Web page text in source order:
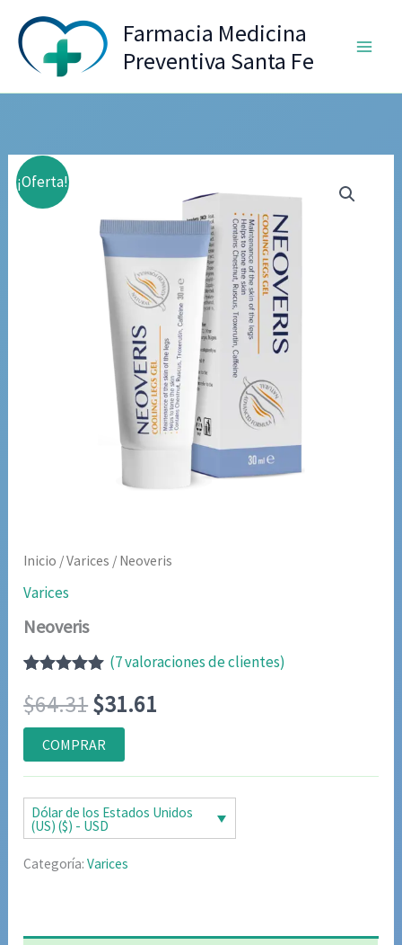
contenido
Farmacia Medicina
Preventiva Santa Fe
¡Oferta!
Inicio /Varices / Neoveris
Varices
Neoveris
con5.00 de
5 en base a
valoraciones
de clientes
(7valoraciones de clientes)
$64.31El
precio
original
era:
$64.31.
$31.61
actual
es:
COMPRAR
Dólar de los Estados Unidos
(US) ($) - USD
Categoría:Varices